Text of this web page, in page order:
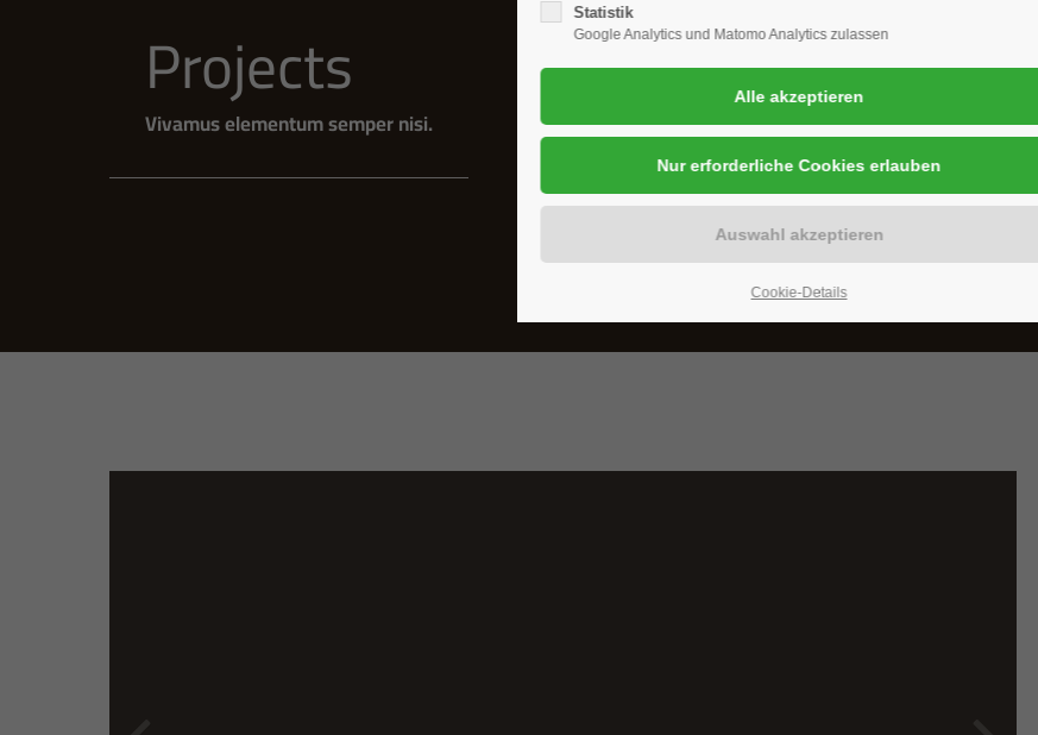
Anmelden
Register|Lost your password?
We offer support for our customers
Mon - Fri 8:00am - 5:00pm(GMT +1)
info@yourdomain.com
Projects
Vivamus elementum semper nisi.
Statistik
Google Analytics und Matomo Analytics zulassen
Cookie-Details